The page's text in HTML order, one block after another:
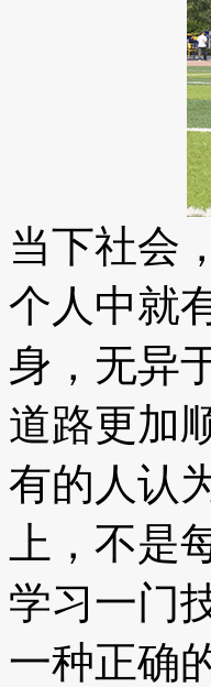
当下社会
个人中就
身，无异
道路更加
有的人认
上，不
学习一门
一种正确